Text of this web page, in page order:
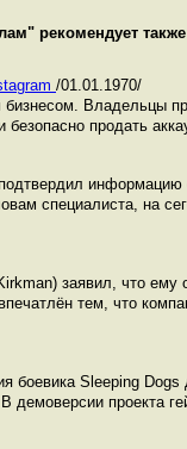
" рекомендует
/01.01.1970/
Владельцы
продать
информацию
специалиста, на
заявил, что ему
тем, что
боевика Sleeping
проекта